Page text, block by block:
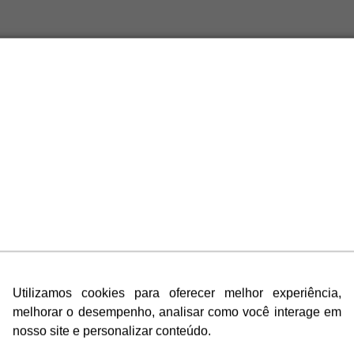
Utilizamos cookies para oferecer melhor experiência,
melhorar o desempenho, analisar como você interage em
nosso site e personalizar conteúdo.